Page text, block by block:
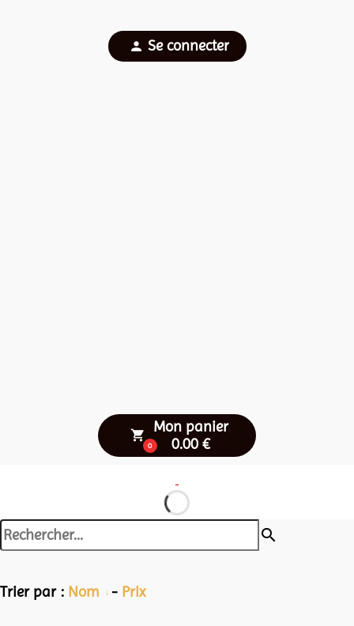
person Se connecter
local_grocery_store
0
Mon panier
0.00 €
search
Trier par : Nom - Prix